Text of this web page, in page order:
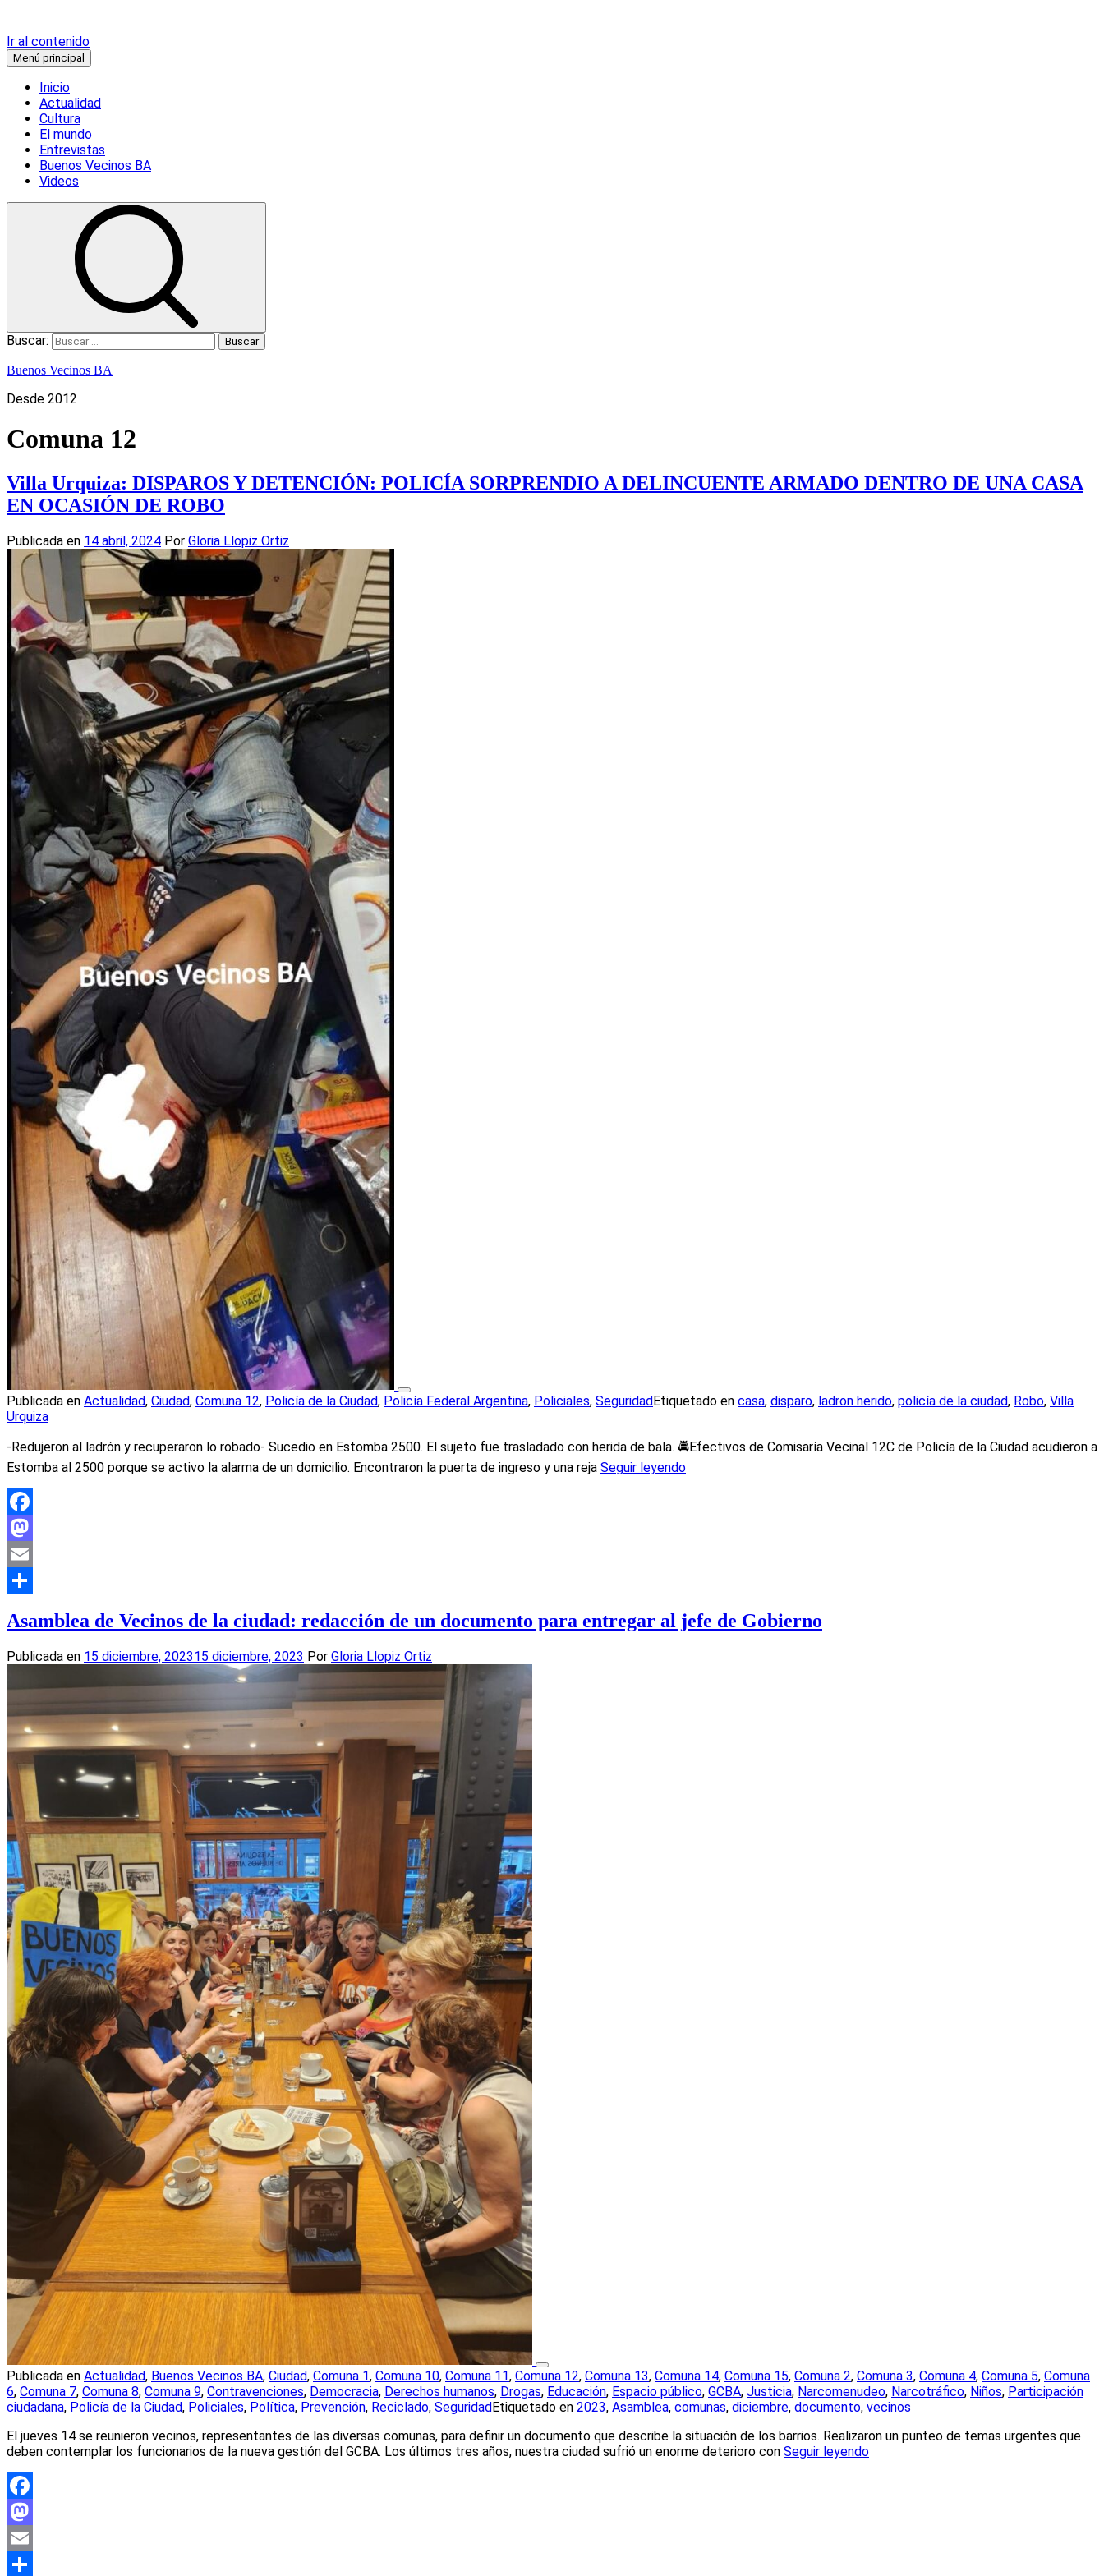
Ir al contenido
Menú principal
Inicio
Actualidad
Cultura
El mundo
Entrevistas
Buenos Vecinos BA
Videos
Buscar:
Buenos Vecinos BA
Desde 2012
Comuna 12
Villa Urquiza: DISPAROS Y DETENCIÓN: POLICÍA SORPRENDIO A DELINCUENTE ARMADO DENTRO DE UNA CASA
EN OCASIÓN DE ROBO
Publicada en 14 abril, 2024 Por Gloria Llopiz Ortiz
Publicada en Actualidad, Ciudad, Comuna 12, Policía de la Ciudad, Policía Federal Argentina, Policiales, SeguridadEtiquetado en casa, disparo, ladron herido, policía de la ciudad, Robo, Villa
Urquiza
-Redujeron al ladrón y recuperaron lo robado- Sucedio en Estomba 2500. El sujeto fue trasladado con herida de bala. 🚔Efectivos de Comisaría Vecinal 12C de Policía de la Ciudad acudieron a
Estomba al 2500 porque se activo la alarma de un domicilio. Encontraron la puerta de ingreso y una reja Seguir leyendo
Facebook
Mastodon
Email
Asamblea de Vecinos de la ciudad: redacción de un documento para entregar al jefe de Gobierno
Publicada en 15 diciembre, 202315 diciembre, 2023 Por Gloria Llopiz Ortiz
Publicada en Actualidad, Buenos Vecinos BA, Ciudad, Comuna 1, Comuna 10, Comuna 11, Comuna 12, Comuna 13, Comuna 14, Comuna 15, Comuna 2, Comuna 3, Comuna 4, Comuna 5, Comuna
6, Comuna 7, Comuna 8, Comuna 9, Contravenciones, Democracia, Derechos humanos, Drogas, Educación, Espacio público, GCBA, Justicia, Narcomenudeo, Narcotráfico, Niños, Participación
ciudadana, Policía de la Ciudad, Policiales, Política, Prevención, Reciclado, SeguridadEtiquetado en 2023, Asamblea, comunas, diciembre, documento, vecinos
El jueves 14 se reunieron vecinos, representantes de las diversas comunas, para definir un documento que describe la situación de los barrios. Realizaron un punteo de temas urgentes que
deben contemplar los funcionarios de la nueva gestión del GCBA. Los últimos tres años, nuestra ciudad sufrió un enorme deterioro con Seguir leyendo
Facebook
Mastodon
Email